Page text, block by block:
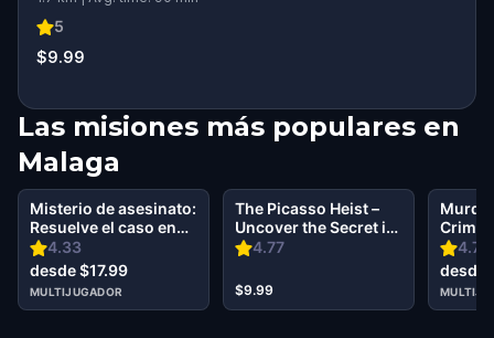
5
$9.99
Las misiones más populares en
Malaga
4.33
Misterio de asesinato:
Resuelve el caso en
Malaga
desde $17.99
MULTIJUGADOR
4.77
The Picasso Heist –
Uncover the Secret in
Málaga
$9.99
4.75
Crime
desde